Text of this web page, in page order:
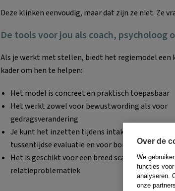
Deze klinken eenvoudig, maar dat zijn ze niet. Ze
De tools voor jou als coach, psycholoog
Als je werkt met stellen, biedt het regiemodel een
kader om hen te helpen:
Het model is concreet en praktisch toepasbaar
Het werkt zowel voor bewustwording als voor
gedragsverandering
Je kunt het inzetten tijdens intake, bij successen,
tussentijdse evaluatie en voor borging
Het is geschikt voor een breed scala aan
relatieproblematiek
Over de
We
functies
analyseren.
onze